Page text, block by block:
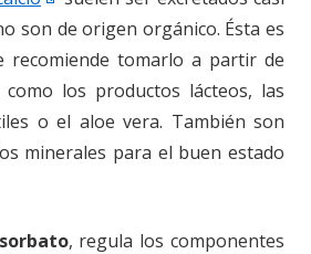
son de origen orgánico. Ésta es
recomiende tomarlo a partir de
los productos lácteos, las
o el aloe vera. También son
minerales para el buen estado
, regula los componentes